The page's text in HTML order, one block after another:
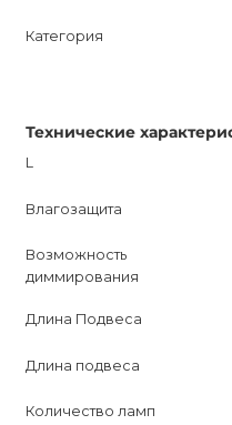
Категория
Технические
L
Влагозащита
Возможность
диммирования
Длина Подвеса
Длина подвеса
Количество ламп